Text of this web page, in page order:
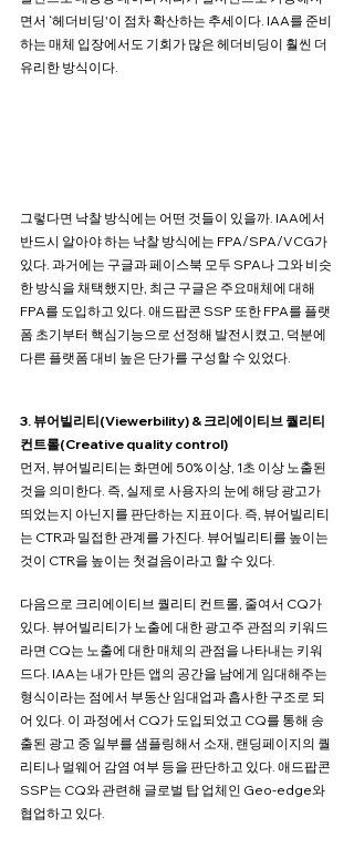
면서 ‘헤더비딩'이 점차 확산하는 추세이다. IAA를 준비
하는 매체 입장에서도 기회가 많은 헤더비딩이 훨씬 더
유리한 방식이다.
그렇다면 낙찰 방식에는 어떤 것들이 있을까. IAA에서
반드시 알아야 하는 낙찰 방식에는 FPA/SPA/VCG가
있다. 과거에는 구글과 페이스북 모두 SPA나 그와 비슷
한 방식을 채택했지만, 최근 구글은 주요매체에 대해
FPA를 도입하고 있다. 애드팝콘 SSP 또한 FPA를 플랫
폼 초기부터 핵심기능으로 선정해 발전시켰고, 덕분에
다른 플랫폼 대비 높은 단가를 구성할 수 있었다.
3. 뷰어빌리티(Viewerbility) & 크리에이티브 퀄리티
컨트롤(Creative quality control)
먼저, 뷰어빌리티는 화면에 50% 이상, 1초 이상 노출된
것을 의미한다. 즉, 실제로 사용자의 눈에 해당 광고가
띄었는지 아닌지를 판단하는 지표이다. 즉, 뷰어빌리티
는 CTR과 밀접한 관계를 가진다. 뷰어빌리티를 높이는
것이 CTR을 높이는 첫걸음이라고 할 수 있다.
다음으로 크리에이티브 퀄리티 컨트롤, 줄여서 CQ가
있다. 뷰어빌리티가 노출에 대한 광고주 관점의 키워드
라면 CQ는 노출에 대한 매체의 관점을 나타내는 키워
드다. IAA는 내가 만든 앱의 공간을 남에게 임대해주는
형식이라는 점에서 부동산 임대업과 흡사한 구조로 되
어 있다. 이 과정에서 CQ가 도입되었고 CQ를 통해 송
출된 광고 중 일부를 샘플링해서 소재, 랜딩페이지의 퀄
리티나 멀웨어 감염 여부 등을 판단하고 있다. 애드팝콘
SSP는 CQ와 관련해 글로벌 탑 업체인 Geo-edge와
협업하고 있다.